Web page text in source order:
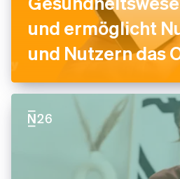
und ermöglicht
und Nutzern das
in weniger als